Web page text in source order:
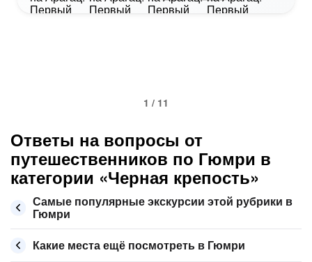
1 / 11
Ответы на вопросы от
путешественников по Гюмри в
категории «Черная крепость»
Самые популярные экскурсии этой рубрики в
Гюмри
Какие места ещё посмотреть в Гюмри